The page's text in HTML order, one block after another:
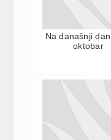
Na današnji dan
oktobar